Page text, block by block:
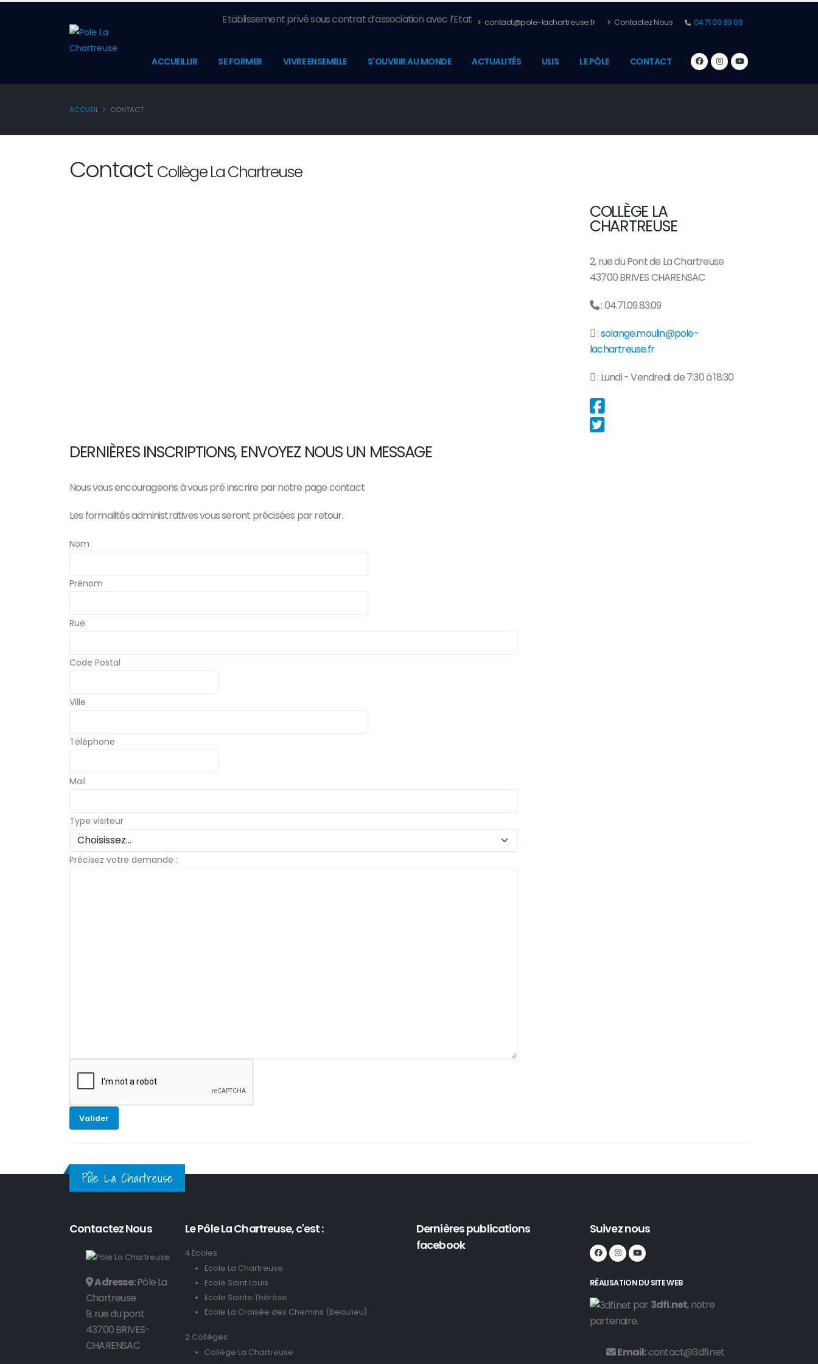
Etablissement privé sous contrat d’association avec l’Etat contact@pole-lachartreuse.fr Contactez Nous 04 71 09 83 09
ACCUEILLIR SE FORMER VIVRE ENSEMBLE S'OUVRIR AU MONDE ACTUALITÉS ULIS LE PÔLE CONTACT
ACCUEIL CONTACT
Contact Collège La Chartreuse
COLLÈGE LA
CHARTREUSE
2, rue du Pont de La Chartreuse
43700 BRIVES CHARENSAC
: 04.71.09.83.09
:solange.moulin@pole-
lachartreuse.fr
: Lundi - Vendredi: de 7:30 à 18:30
DERNIÈRES INSCRIPTIONS, ENVOYEZ NOUS UN MESSAGE
Nous vous encourageons à vous pré inscrire par notre page contact
Les formalités administratives vous seront précisées par retour.
Nom
Prénom
Rue
Code Postal
Ville
Téléphone
Mail
Type visiteur
Précisez votre demande :
Valider
Pôle La Chartreuse
Contactez Nous
Adresse:Pôle La
Chartreuse
9, rue du pont
43700 BRIVES-
CHARENSAC
Le Pôle La Chartreuse, c'est :
4 Ecoles
Ecole La Chartreuse
Ecole Saint Louis
Ecole Sainte Thérèse
Ecole La Croisée des Chemins (Beaulieu)
2 Collèges
Collège La Chartreuse
Dernières publications
facebook
Suivez nous
RÉALISATION DU SITE WEB
par 3dfi.net, notre
partenaire.
Email:contact@3dfi.net